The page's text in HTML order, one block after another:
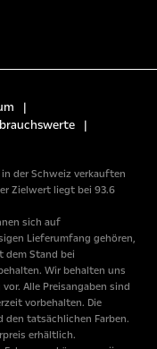
|
|
der Schweiz verkauften
Zielwert liegt bei 93.6
sich auf
Lieferumfang gehören,
dem Stand bei
Wir behalten uns
Alle Preisangaben sind
vorbehalten. Die
den tatsächlichen Farben.
erhältlich.